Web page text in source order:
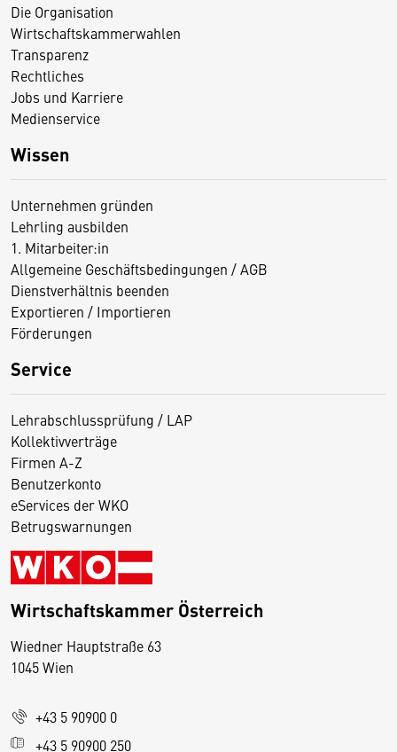
Die Organisation
Wirtschaftskammerwahlen
Transparenz
Rechtliches
Jobs und Karriere
Medienservice
Wissen
Unternehmen gründen
Lehrling ausbilden
1. Mitarbeiter:in
Allgemeine Geschäftsbedingungen / AGB
Dienstverhältnis beenden
Exportieren / Importieren
Förderungen
Service
Lehrabschlussprüfung / LAP
Kollektivverträge
Firmen A-Z
Benutzerkonto
eServices der WKO
Betrugswarnungen
Wirtschaftskammer Österreich
Wiedner Hauptstraße 63
1045 Wien
+43 5 90900 0
+43 5 90900 250
D
s
e